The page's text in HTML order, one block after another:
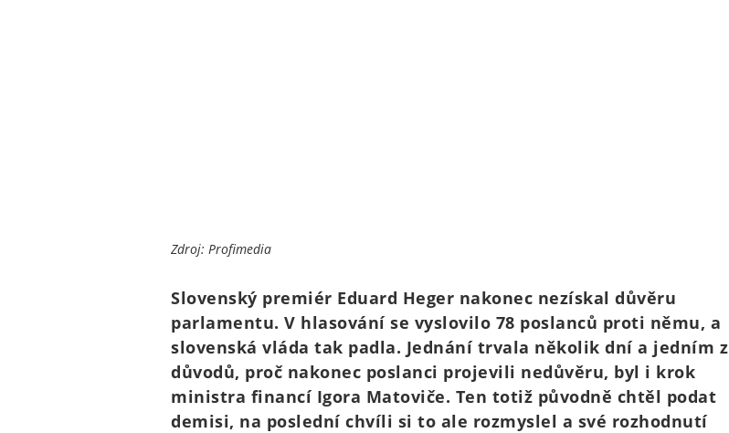
Zdroj: Profimedia
Slovenský premiér Eduard Heger nakonec nezískal důvěru
parlamentu. V hlasování se vyslovilo 78 poslanců proti němu, a
slovenská vláda tak padla. Jednání trvala několik dní a jedním z
důvodů, proč nakonec poslanci projevili nedůvěru, byl i krok
ministra financí Igora Matoviče. Ten totiž původně chtěl podat
demisi, na poslední chvíli si to ale rozmyslel a své rozhodnutí